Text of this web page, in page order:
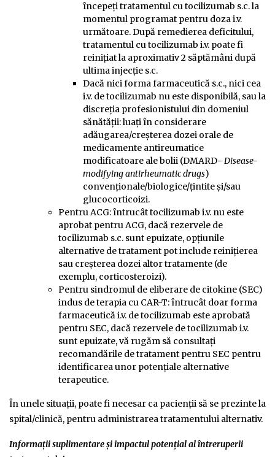
începeţi tratamentul cu tocilizumab s.c. la
momentul programat pentru doza i.v.
următoare. După remedierea deficitului,
tratamentul cu tocilizumab i.v. poate fi
reiniţiat la aproximativ 2 săptămâni după
ultima injecţie s.c.
Dacă nici forma farmaceutică s.c., nici cea
i.v. de tocilizumab nu este disponibilă, sau la
discreţia profesionistului din domeniul
sănătăţii: luaţi în considerare
adăugarea/creşterea dozei orale de
medicamente antireumatice
modificatoare ale bolii (DMARD- Disease-
modifyingantirheumaticdrugs)
convenţionale/biologice/ţintite și/sau
glucocorticoizi.
Pentru ACG: întrucât tocilizumab i.v. nu este
aprobat pentru ACG, dacă rezervele de
tocilizumab s.c. sunt epuizate, opţiunile
alternative de tratament pot include reiniţierea
sau creşterea dozei altor tratamente (de
exemplu, corticosteroizi).
Pentru sindromul de eliberare de citokine (SEC)
indus de terapia cu CAR-T: întrucât doar forma
farmaceutică i.v. de tocilizumab este aprobată
pentru SEC, dacă rezervele de tocilizumab i.v.
sunt epuizate, vă rugăm să consultaţi
recomandările de tratament pentru SEC pentru
identificarea unor potenţiale alternative
terapeutice.
În unele situaţii, poate fi necesar ca pacienţii să se prezinte la
spital/clinică, pentru administrarea tratamentului alternativ.
Informaţii suplimentare şi impactul potenţial al întreruperii